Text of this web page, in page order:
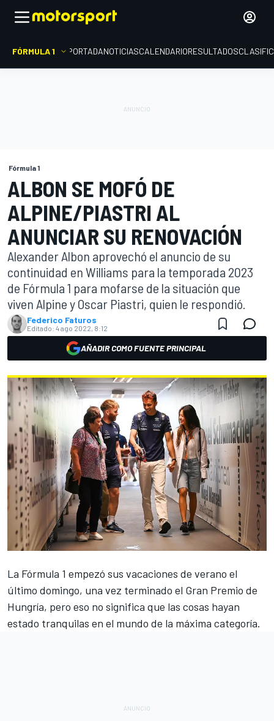
FÓRMULA 1 PORTADANOTICIASCALENDARIORESULTADOS
Fórmula 1
ALBON SE MOFÓ DE
ALPINE/PIASTRI AL
ANUNCIAR SU RENOVACIÓN
Alexander Albon aprovechó el anuncio de su
continuidad en Williams para la temporada 2023
de Fórmula 1 para mofarse de la situación que
viven Alpine y Oscar Piastri, quien le respondió.
Federico Faturos
Editado: 4 ago 2022, 8:12
AÑADIR COMO FUENTE PRINCIPAL
La Fórmula 1 empezó sus vacaciones de verano el
último domingo, una vez terminado el Gran Premio de
Hungría, pero eso no significa que las cosas hayan
estado tranquilas en el mundo de la máxima categoría.